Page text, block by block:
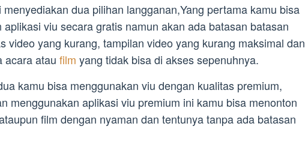
dua pilihan langganan,Yang pertama kamu bisa
aplikasi viu secara gratis namun akan ada batasan batasan
video yang kurang, tampilan video yang kurang maksimal dan
acara atau film yang tidak bisa di akses sepenuhnya.
kamu bisa menggunakan viu dengan kualitas premium,
menggunakan aplikasi viu premium ini kamu bisa menonton
film dengan nyaman dan tentunya tanpa ada batasan